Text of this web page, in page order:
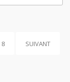
8 SUIVANT